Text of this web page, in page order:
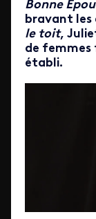
Bonne
bravant les
le toit,
de
établi.